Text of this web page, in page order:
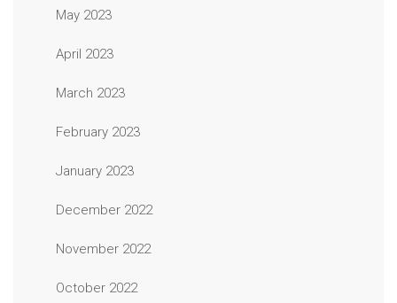
May 2023
April 2023
March 2023
February 2023
January 2023
December 2022
November 2022
October 2022